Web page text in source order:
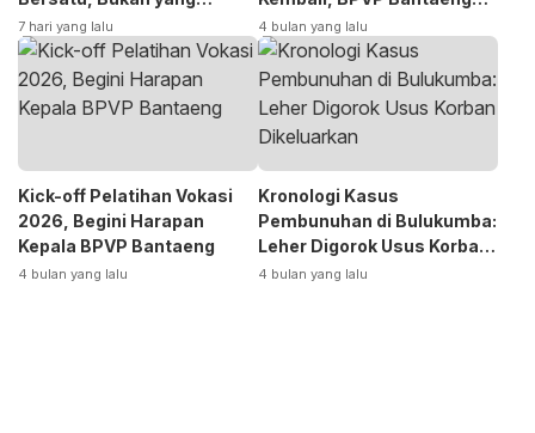
Terpecah
7 hari yang lalu
Siap Bangkitkan Jurusan
Otomotif
4 bulan yang lalu
Kick-off Pelatihan Vokasi
2026, Begini Harapan
Kepala BPVP Bantaeng
4 bulan yang lalu
Kronologi Kasus
Pembunuhan di Bulukumba:
Leher Digorok Usus Korban
Dikeluarkan
4 bulan yang lalu